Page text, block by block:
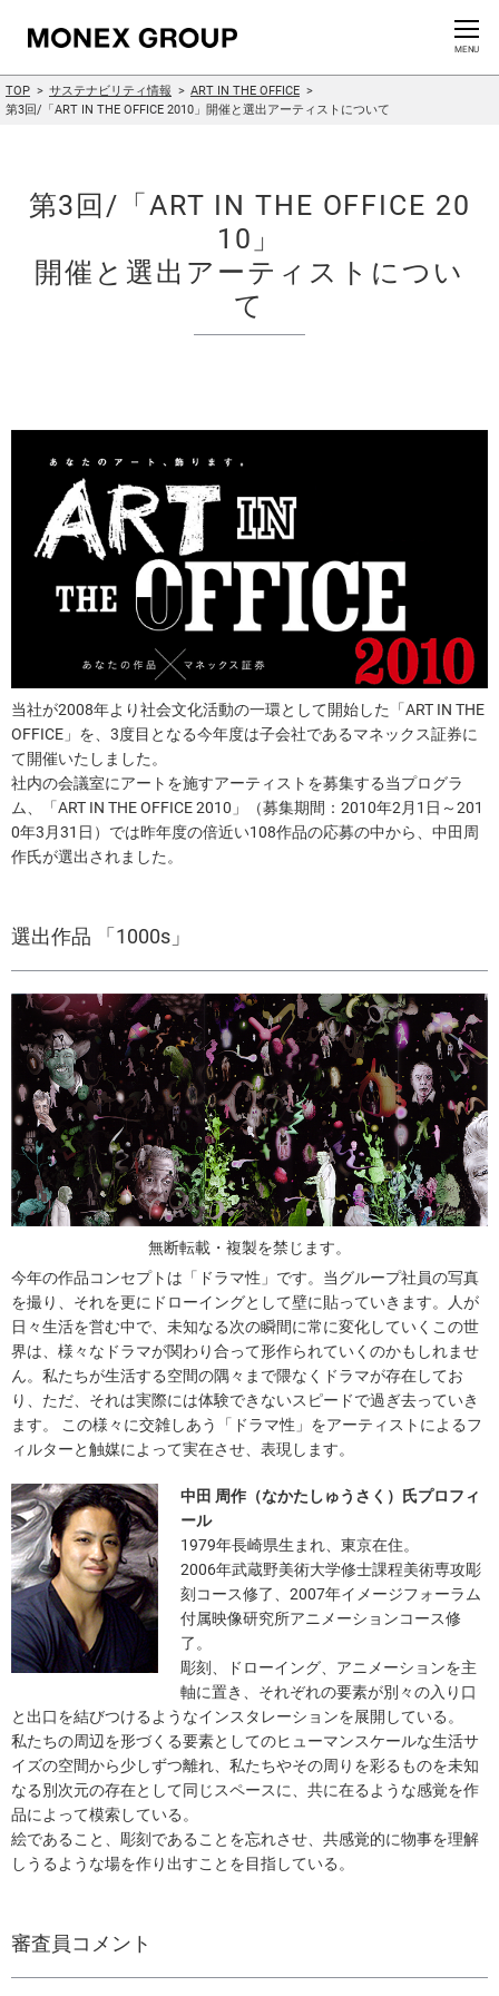
CLOSE
MENU
TOP サステナビリティ情報
ART IN THE OFFICE
第3回/「ART IN THE OFFICE 2010」 開催と選出アーティストについて
第3回/「ART IN THE OFFICE 20
10」
開催と選出アーティストについ
て
当社が2008年より社会文化活動の一環として開始した「ART IN THE
OFFICE」を、3度目となる今年度は子会社であるマネックス証券に
て開催いたしました。
社内の会議室にアートを施すアーティストを募集する当プログラ
ム、「ART IN THE OFFICE 2010」（募集期間：2010年2月1日～201
0年3月31日）では昨年度の倍近い108作品の応募の中から、中田周
作氏が選出されました。
選出作品 「1000s」
無断転載・複製を禁じます。
今年の作品コンセプトは「ドラマ性」です。当グループ社員の写真
を撮り、それを更にドローイングとして壁に貼っていきます。人が
日々生活を営む中で、未知なる次の瞬間に常に変化していくこの世
界は、様々なドラマが関わり合って形作られていくのかもしれませ
ん。私たちが生活する空間の隅々まで隈なくドラマが存在してお
り、ただ、それは実際には体験できないスピードで過ぎ去っていき
ます。 この様々に交雑しあう「ドラマ性」をアーティストによるフ
ィルターと触媒によって実在させ、表現します。
中田 周作（なかたしゅうさく）氏プロフィ
ール
1979年長崎県生まれ、東京在住。
2006年武蔵野美術大学修士課程美術専攻彫
刻コース修了、2007年イメージフォーラム
付属映像研究所アニメーションコース修
了。
彫刻、ドローイング、アニメーションを主
軸に置き、それぞれの要素が別々の入り口
と出口を結びつけるようなインスタレーションを展開している。
私たちの周辺を形づくる要素としてのヒューマンスケールな生活サ
イズの空間から少しずつ離れ、私たちやその周りを彩るものを未知
なる別次元の存在として同じスペースに、共に在るような感覚を作
品によって模索している。
絵であること、彫刻であることを忘れさせ、共感覚的に物事を理解
しうるような場を作り出すことを目指している。
審査員コメント
会社情報
ニュースリリース
株主・投資家情報
採用情報
お問い合わせ